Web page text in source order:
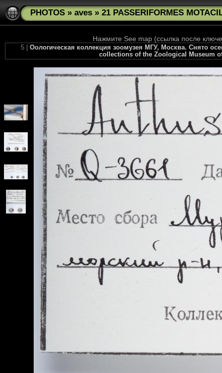
PHOTOS » aves » 21 PASSERIFORMES
Нажмите See map (ссылка после
5 | Оологическая коллекция зоомузея МГУ, Москва. Снято
collections of the Zoological Museum